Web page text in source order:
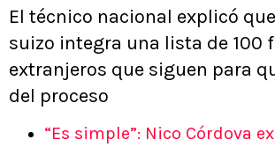
El técnico nacional explicó
suizo integra una lista de 100
extranjeros que siguen para
del proceso
“Es simple”: Nico Córdova